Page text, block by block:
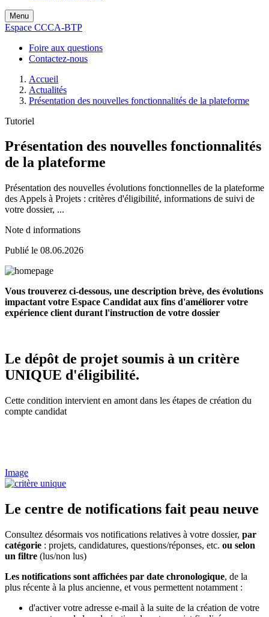
Menu
Espace CCCA-BTP
Foire aux questions
Contactez-nous
Accueil
Actualités
Présentation des nouvelles fonctionnalités de la plateforme
Tutoriel
Présentation des nouvelles fonctionnalités
de la plateforme
Présentation des nouvelles évolutions fonctionnelles de la plateforme
des Appels à Projets : critères d'éligibilité, informations de suivi de
votre dossier, ...
Note d informations
Publié le 08.06.2026
Vous trouverez ci-dessous, une description brève, des évolutions
impactant votre Espace Candidat aux fins d'améliorer votre
expérience client durant l'instruction de votre dossier
Le dépôt de projet soumis à un critère
UNIQUE d'éligibilité.
Cette condition intervient en amont dans les étapes de création du
compte candidat
Image
Le centre de notifications fait peau neuve
Consultez désormais vos notifications relatives à votre dossier, par
catégorie : projets, candidatures, questions/réponses, etc. ou selon
un filtre (lus/non lus)
Les notifications sont affichées par date chronologique, de la
plus récente à la plus ancienne, et vous permettent notamment :
d'activer votre adresse e-mail à la suite de la création de votre